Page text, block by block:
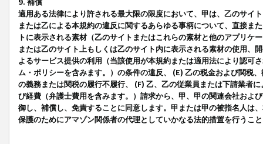
9. 補償
適用ある法律により許される最大限の限度において、甲は、乙のサイ
または乙による本規約の違反に関するあらゆる事柄について、直接ま
トに表示される素材（乙のサイトまたはこれらの素材と他のアプリ
または乙のサイト上もしくは乙のサイト内に表示される素材の使用、
よるサービス提供の利用（当該使用が本規約または適用法により認可
ム・ポリシーを含みます。）の条件の違反、 (E) 乙の税金および関税
の義務または関税の履行不履行、 (F) 乙、乙の従業員または下請業者
び経費（弁護士費用を含みます。）請求から、甲、甲の関連会社およ
御し、補償し、免責することに同意します。甲または甲の被指名人は
保護のためにアマゾン関係者の代理としていかなる法的措置を行うこ